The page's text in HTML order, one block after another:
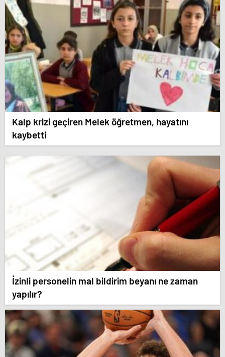
Kalp krizi geçiren Melek öğretmen, hayatını
kaybetti
İzinli personelin mal bildirim beyanı ne zaman
yapılır?